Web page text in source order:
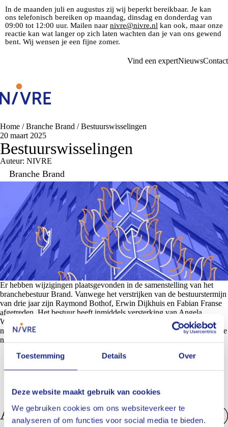
Toestemming Details Over
Deze website maakt gebruik van cookies
We gebruiken cookies om ons websiteverkeer te
analyseren of om functies voor social media te bieden.
In de maanden juli en augustus zij wij beperkt bereikbaar. Je kan
ons telefonisch bereiken op maandag, dinsdag en donderdag van
09:00 tot 12:00 uur. Mailen naar nivre@nivre.nl kan ook, maar onze
reactie kan wat langer op zich laten wachten dan je van ons gewend
bent. Wij wensen je een fijne zomer.
Vind een expertNieuwsContact
Home /Branche Brand /Bestuurswisselingen
20 maart 2025
Bestuurswisselingen
Auteur: NIVRE
Branche Brand
Er hebben wijzigingen plaatsgevonden in de samenstelling van het
branchebestuur Brand. Vanwege het verstrijken van de bestuurstermijn
van drie jaar zijn Raymond Bothof, Erwin Dijkhuis en Fabian Franse
afgetreden. Het bestuur heeft inmiddels versterking van Angela
Wessels (CED) en Jeffry Middelveld (Woodgate & Clark). In deze
nieuwsbrief stellen we Jeffry alvast voor. Angela komt in een volgende
nieuwsbrief aan bod.
Anderen bekeken ook